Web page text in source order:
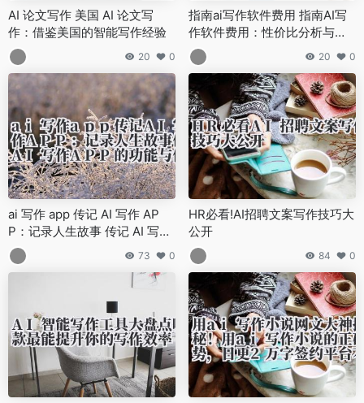
AI 论文写作 美国 AI 论文写
作：借鉴美国的智能写作经验
20 0
指南ai写作软件费用 指南AI写
作软件费用：性价比分析与用
户评价
20 0
ai 写作 app 传记 AI 写作 AP
P：记录人生故事 传记 AI 写作
APP 的功能与使用技巧
73 0
HR必看!AI招聘文案写作技巧大
公开
84 0